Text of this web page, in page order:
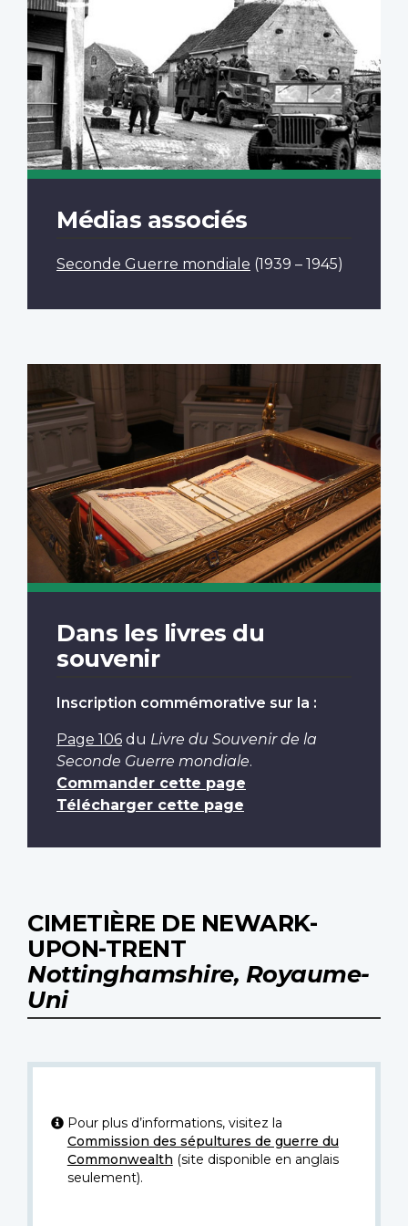
Médias associés
Seconde Guerre mondiale (1939 – 1945)
Dans les livres du
souvenir
Inscription commémorative sur la :
Page 106 du Livre du Souvenir de la
Seconde Guerre mondiale.
Commander cette page
Télécharger cette page
CIMETIÈRE DE NEWARK-
UPON-TRENT
Nottinghamshire, Royaume-
Uni
Pour plus d’informations, visitez la
Commission des sépultures de guerre du
Commonwealth (site disponible en anglais
seulement).